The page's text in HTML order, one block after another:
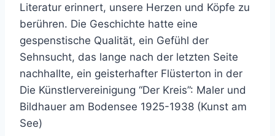
Literatur erinnert, unsere Herzen und Köpfe zu
berühren. Die Geschichte hatte eine
gespenstische Qualität, ein Gefühl der
Sehnsucht, das lange nach der letzten Seite
nachhallte, ein geisterhafter Flüsterton in der
Die Künstlervereinigung “Der Kreis”: Maler und
Bildhauer am Bodensee 1925-1938 (Kunst am
See)